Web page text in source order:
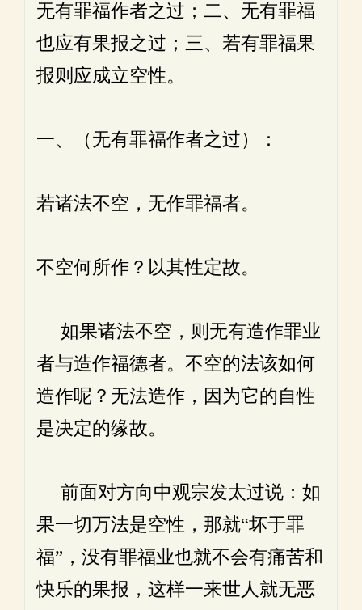
无有罪福作者之过；二、无有罪福
也应有果报之过；三、若有罪福果
报则应成立空性。
一、（无有罪福作者之过）：
若诸法不空，无作罪福者。
不空何所作？以其性定故。
如果诸法不空，则无有造作罪业
者与造作福德者。不空的法该如何
造作呢？无法造作，因为它的自性
是决定的缘故。
前面对方向中观宗发太过说：如
果一切万法是空性，那就“坏于罪
福”，没有罪福业也就不会有痛苦和
快乐的果报，这样一来世人就无恶